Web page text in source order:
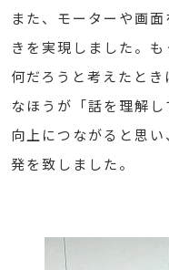
また、モーターや画
きを実現しました。
何だろうと考えたと
なほうが「話を理解
向上につながると思
発を致しました。